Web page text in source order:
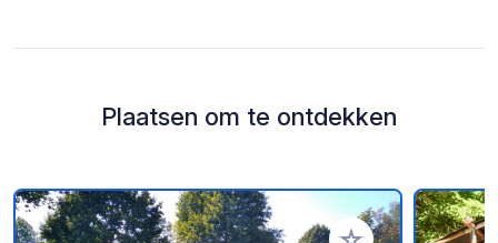
Plaatsen om te ontdekken